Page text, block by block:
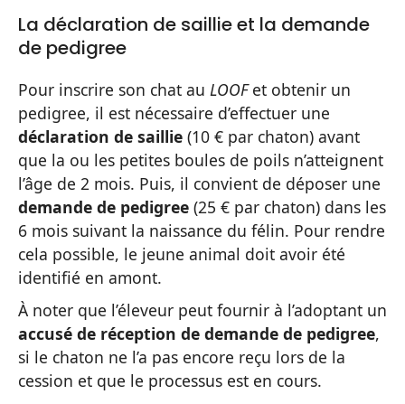
La déclaration de saillie et la demande
de pedigree
Pour inscrire son chat au LOOFet obtenir un
pedigree, il est nécessaire d’effectuer une
déclaration de saillie (10 € par chaton) avant
que la ou les petites boules de poils n’atteignent
l’âge de 2 mois. Puis, il convient de déposer une
demande de pedigree (25 € par chaton) dans les
6 mois suivant la naissance du félin. Pour rendre
cela possible, le jeune animal doit avoir été
identifié en amont.
À noter que l’éleveur peut fournir à l’adoptant un
accusé de réception de demande de pedigree,
si le chaton ne l’a pas encore reçu lors de la
cession et que le processus est en cours.